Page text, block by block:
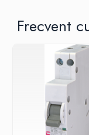
Frecvent